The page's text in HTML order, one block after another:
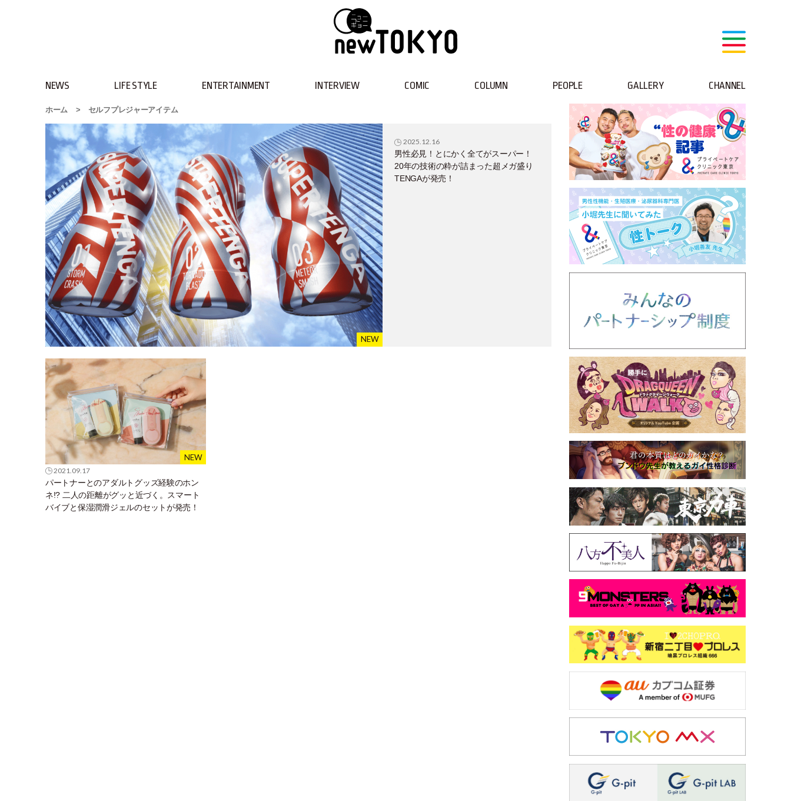
NEWS LIFE STYLE ENTERTAINMENT INTERVIEW COMIC COLUMN PEOPLE GALLERY CHANNEL
ホーム > セルフプレジャーアイテム
2025.12.16
男性必見！とにかく全てがスーパー！
20年の技術の粋が詰まった超メガ盛り
TENGAが発売！
2021.09.17
パートナーとのアダルトグッズ経験のホン
ネ!? 二人の距離がグッと近づく。スマート
バイブと保湿潤滑ジェルのセットが発売！